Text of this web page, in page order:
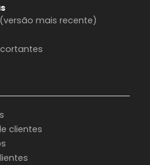
mais recente)
clientes